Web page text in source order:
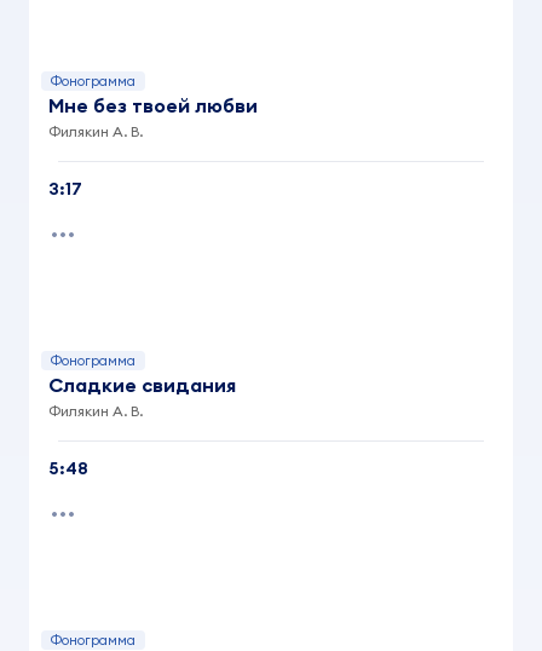
Фонограмма
Мне без твоей любви
Филякин А. В.
3:17
Фонограмма
Сладкие свидания
Филякин А. В.
5:48
Фонограмма